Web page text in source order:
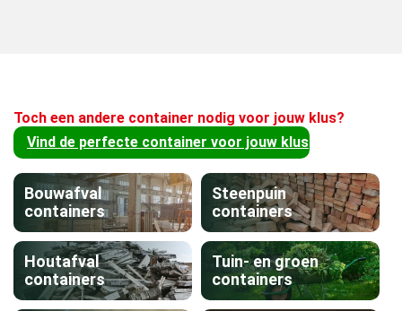
Toch een andere container nodig voor jouw klus?
Vind de perfecte container voor jouw klus
Bouwafval
containers
Steenpuin
containers
Houtafval
containers
Tuin- en groen
containers